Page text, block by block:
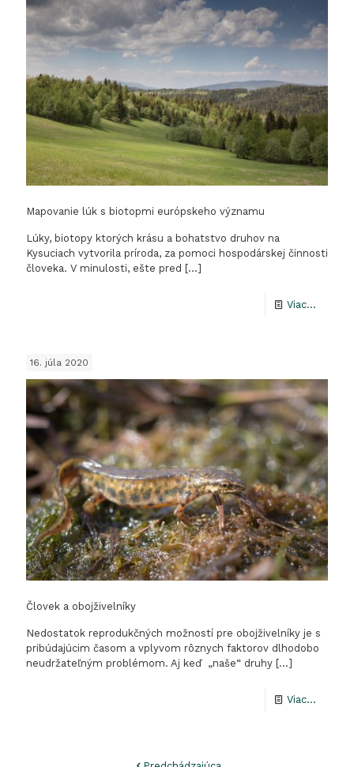
Mapovanie lúk s biotopmi európskeho významu
Lúky, biotopy ktorých krásu a bohatstvo druhov na
Kysuciach vytvorila príroda, za pomoci hospodárskej činnosti
človeka. V minulosti, ešte pred […]
Viac...
16. júla 2020
Človek a obojživelníky
Nedostatok reprodukčných možností pre obojživelníky je s
pribúdajúcim časom a vplyvom rôznych faktorov dlhodobo
neudržateľným problémom. Aj keď „naše“ druhy […]
Viac...